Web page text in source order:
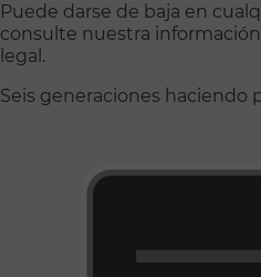
Puede darse de baja en
consulte nuestra
legal.
Seis generaciones haciendo